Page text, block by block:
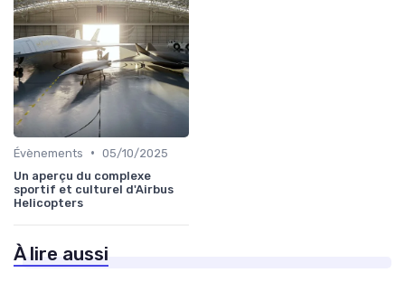
Évènements • 05/10/2025
Un aperçu du complexe
sportif et culturel d'Airbus
Helicopters
À lire aussi